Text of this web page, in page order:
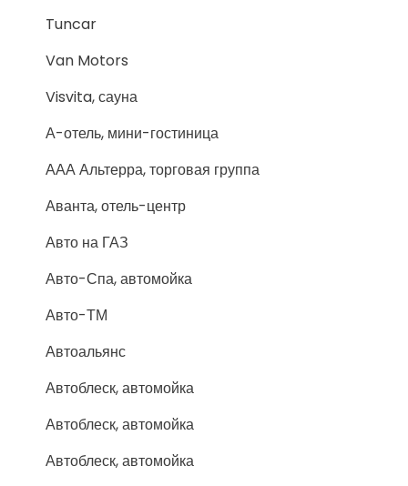
Tuncar
Van Motors
Visvita, сауна
А-отель, мини-гостиница
ААА Альтерра, торговая группа
Аванта, отель-центр
Авто на ГАЗ
Авто-Спа, автомойка
Авто-ТМ
Автоальянс
Автоблеск, автомойка
Автоблеск, автомойка
Автоблеск, автомойка